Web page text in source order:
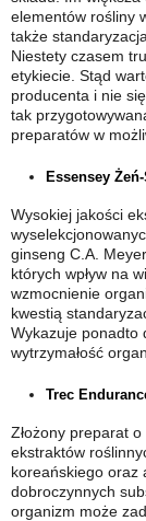
elementów rośliny
także
Niestety czasem
etykiecie. Stąd
producenta i nie
tak
preparatów w
Essensey
Wysokiej jakości
ginseng C.A.
których wpływ na
wzmocnienie
kwestią
Wykazuje ponadto
wytrzymałość
Trec
Złożony preparat
ekstraktów
koreańskiego oraz
dobroczynnych
organizm może